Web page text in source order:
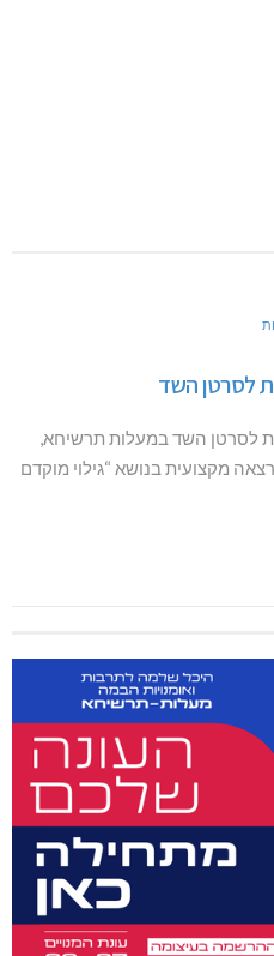
לסרטן השד
לסרטן השד במעלות תרשיחא,
מקצועית בנושא “גילוי מוקדם